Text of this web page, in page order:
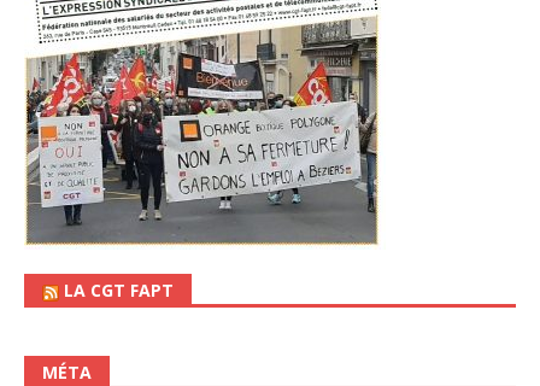
LA CGT FAPT
MÉTA